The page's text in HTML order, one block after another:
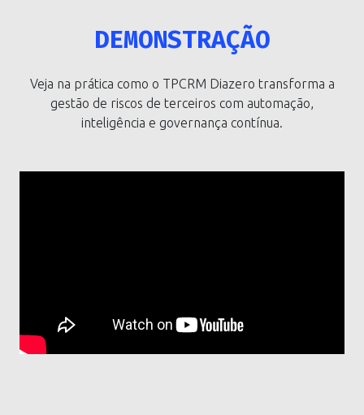
DEMONSTRAÇÃO
Veja na prática como o TPCRM Diazero transforma a
gestão de riscos de terceiros com automação,
inteligência e governança contínua.